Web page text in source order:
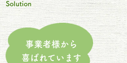
Solution
事業者様から
喜ばれています